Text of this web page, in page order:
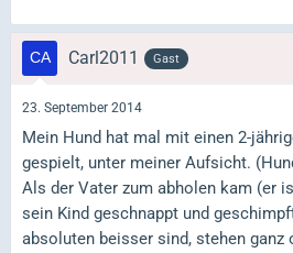
Carl2011 Gast
23. September 2014
Mein Hund hat mal mit einen 2-
gespielt, unter meiner Aufsicht.
Als der Vater zum abholen kam (er
sein Kind geschnappt und
absoluten beisser sind, stehen ganz